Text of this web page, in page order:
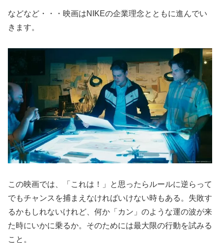
などなど・・・映画はNIKEの企業理念とともに進んでい
きます。
この映画では、「これは！」と思ったらルールに逆らって
でもチャンスを捕まえなければいけない時もある。失敗す
るかもしれないけれど、何か「カン」のような運の波が来
た時にいかに乗るか。そのためには最大限の行動を試みる
こと。